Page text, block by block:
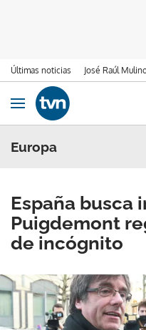
Últimas noticias José Raúl
Ir al contenido
Obrir navegació
Europa
España busca
Puigdemont
de incógnito